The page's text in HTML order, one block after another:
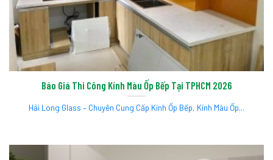
Báo Giá Thi Công Kính Màu Ốp Bếp Tại TPHCM 2026
Hải Long Glass – Chuyên Cung Cấp Kính Ốp Bếp, Kính Màu Ốp...